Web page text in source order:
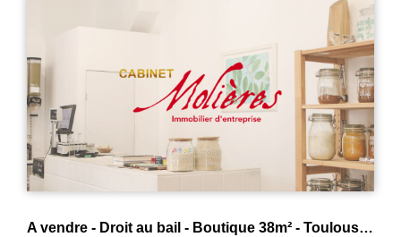
A vendre - Droit au bail - Boutique 38m² - Toulouse VICTOR HUGO